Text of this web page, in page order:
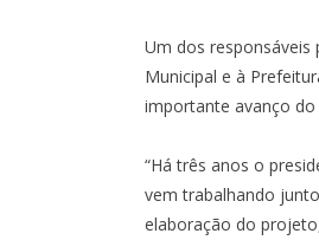
Um dos
Municipal e à
importante avanço do
“Há três anos o
vem trabalhando
elaboração do